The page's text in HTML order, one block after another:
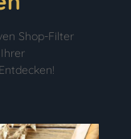
Shop-Filter